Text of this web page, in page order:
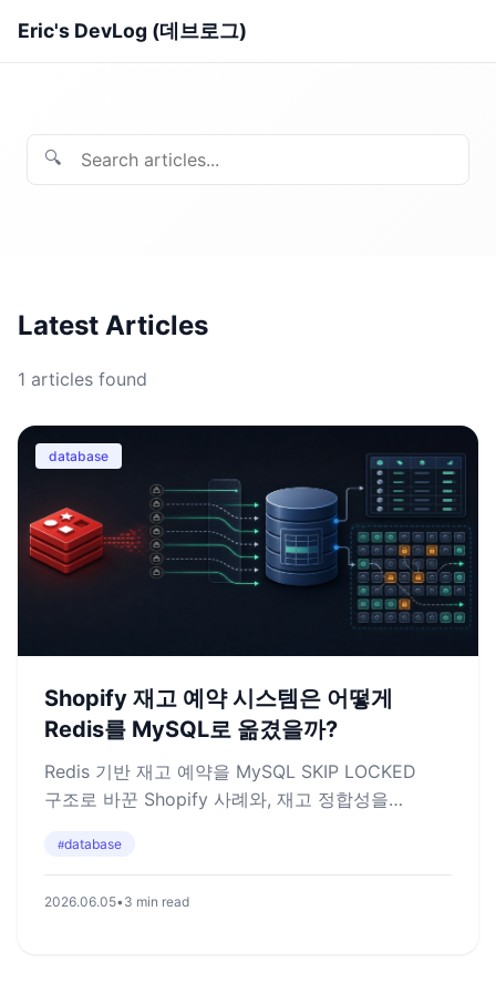
Eric's DevLog (데브로그)
🔍
Latest Articles
1 articles found
database
Shopify 재고 예약 시스템은 어떻게
Redis를 MySQL로 옮겼을까?
Redis 기반 재고 예약을 MySQL SKIP LOCKED
구조로 바꾼 Shopify 사례와, 재고 정합성을
#database
2026.06.05•3 min read